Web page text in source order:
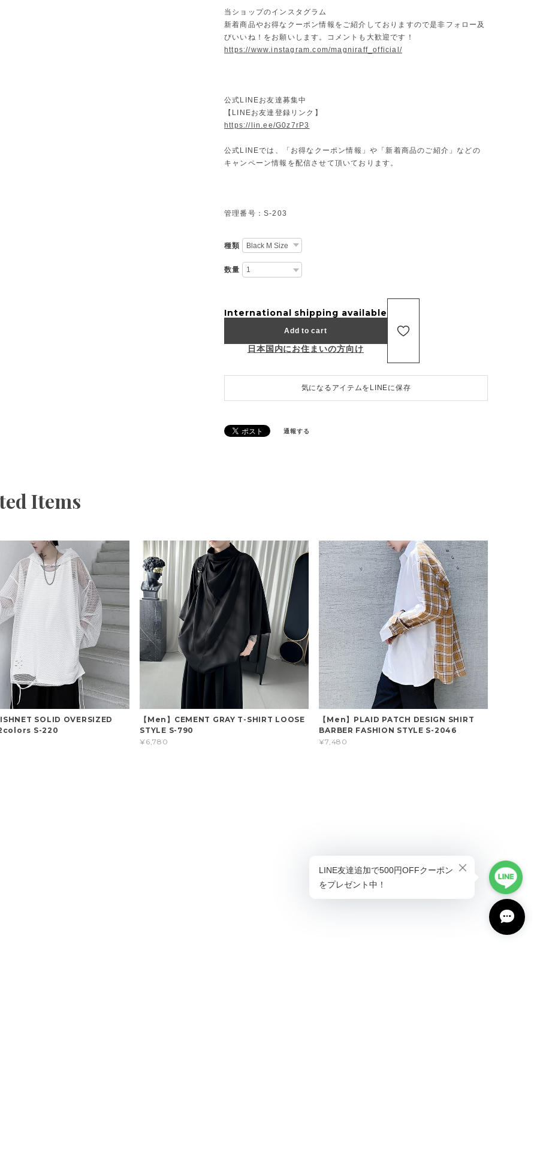
当ショップのインスタグラム
新着商品やお得なクーポン情報をご紹介しておりますので是非フォロー及
びいいね！をお願いします。コメントも大歓迎です！
https://www.instagram.com/magniraff_official/
公式LINEお友達募集中
【LINEお友達登録リンク】
https://lin.ee/G0z7rP3
公式LINEでは、「お得なクーポン情報」や「新着商品のご紹介」などの
キャンペーン情報を配信させて頂いております。
管理番号：S-203
種類
数量
International shipping available
Add to cart
日本国内にお住まいの方向け
気になるアイテムをLINEに保存
通報する
Items
SOLID OVERSIZED
S-220
【Men】CEMENT GRAY T-SHIRT LOOSE
STYLE S-790
¥6,780
【Men】PLAID PATCH DESIGN SHIRT
BARBER FASHION STYLE S-2046
¥7,480